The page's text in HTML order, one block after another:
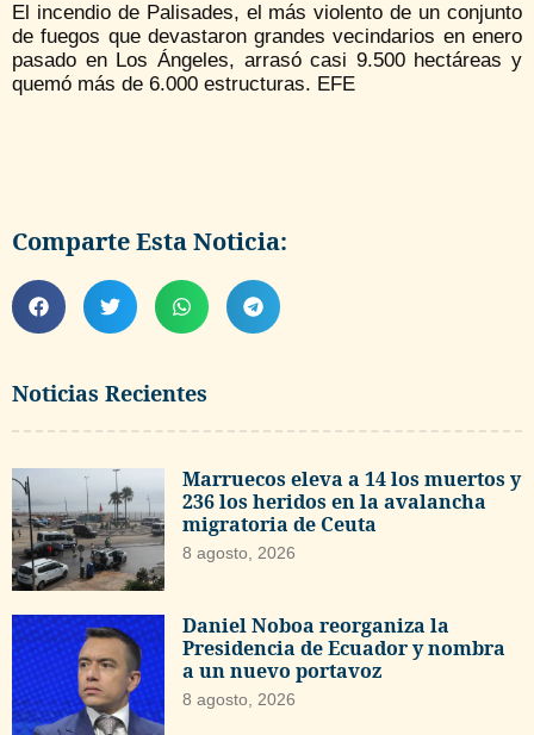
Noticias Recientes
Marruecos eleva a 14 los muertos y
236 los heridos en la avalancha
migratoria de Ceuta
8 agosto, 2026
Daniel Noboa reorganiza la
Presidencia de Ecuador y nombra
a un nuevo portavoz
8 agosto, 2026
El incendio de Palisades, el más violento de un conjunto
de fuegos que devastaron grandes vecindarios en enero
pasado en Los Ángeles, arrasó casi 9.500 hectáreas y
quemó más de 6.000 estructuras. EFE
Comparte Esta Noticia: